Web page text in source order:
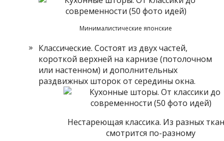
Минималистические японские
Классические. Состоят из двух частей,
короткой верхней на карнизе (потолочном
или настенном) и дополнительных
раздвижных шторок от середины окна.
Нестареющая классика. Из разных
смотрится по-разному